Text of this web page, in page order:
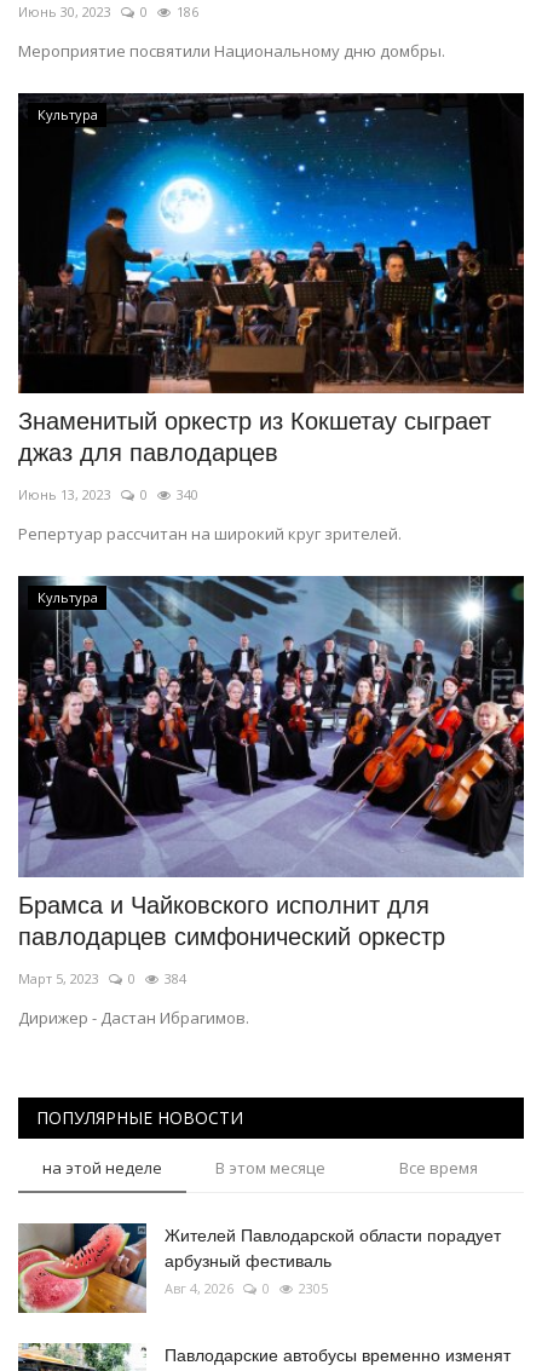
Июнь 30, 2023 0 186
Мероприятие посвятили Национальному дню домбры.
Культура
Знаменитый оркестр из Кокшетау сыграет
джаз для павлодарцев
Июнь 13, 2023 0 340
Репертуар рассчитан на широкий круг зрителей.
Культура
Брамса и Чайковского исполнит для
павлодарцев симфонический оркестр
Март 5, 2023 0 384
Дирижер - Дастан Ибрагимов.
ПОПУЛЯРНЫЕ НОВОСТИ
на этой неделе В этом месяце Все время
Жителей Павлодарской области порадует
арбузный фестиваль
Авг 4, 2026 0 2305
Павлодарские автобусы временно изменят